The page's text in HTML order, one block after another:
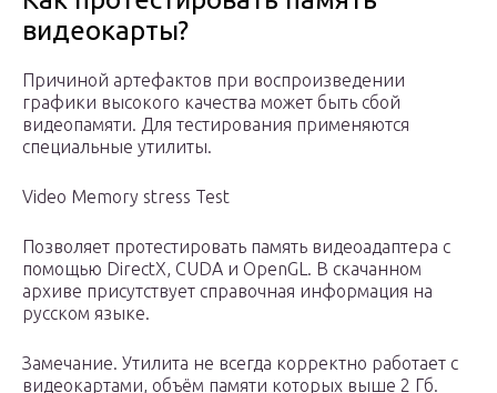
видеокарты?
Причиной артефактов при воспроизведении
графики высокого качества может быть сбой
видеопамяти. Для тестирования применяются
специальные утилиты.
Video Memory stress Test
Позволяет протестировать память видеоадаптера с
помощью DirectX, CUDA и OpenGL. В скачанном
архиве присутствует справочная информация на
русском языке.
Замечание. Утилита не всегда корректно работает с
видеокартами, объём памяти которых выше 2 Гб.